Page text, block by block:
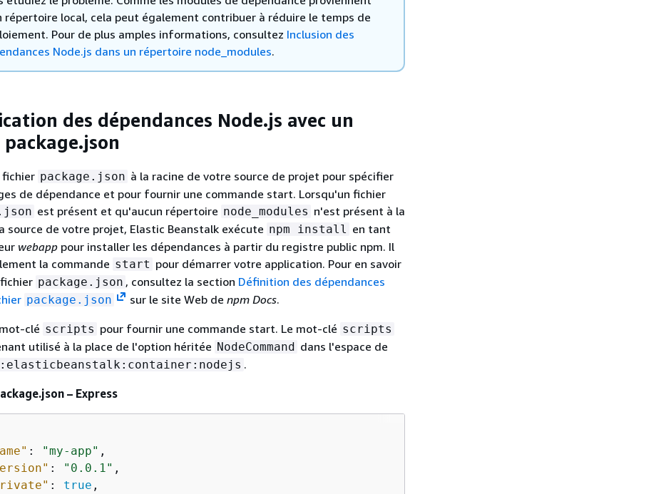
répertoire local, cela peut également contribuer à réduire le temps de
Pour de plus amples informations, consultez Inclusion des
Node.js dans un répertoire node_modules.
des dépendances Node.js avec un
fichier package.json à la racine de votre source de projet pour spécifier
de dépendance et pour fournir une commande start. Lorsqu'un fichier
est présent et qu'aucun répertoire node_modules n'est présent à la
source de votre projet, Elastic Beanstalk exécute npm install
en tant
webapp pour installer les dépendances à partir du registre public npm. Il
la commande start pour démarrer votre application. Pour en savoir
package.json , consultez la section Définition des dépendances
package.json sur le site Web de npm Docs.
clé scripts pour fournir une commande start. Le mot-clé scripts
utilisé à la place de l'option héritée NodeCommand dans l'espace de
.
– Express
: "my-app" ,
: "0.0.1" ,
: true ,